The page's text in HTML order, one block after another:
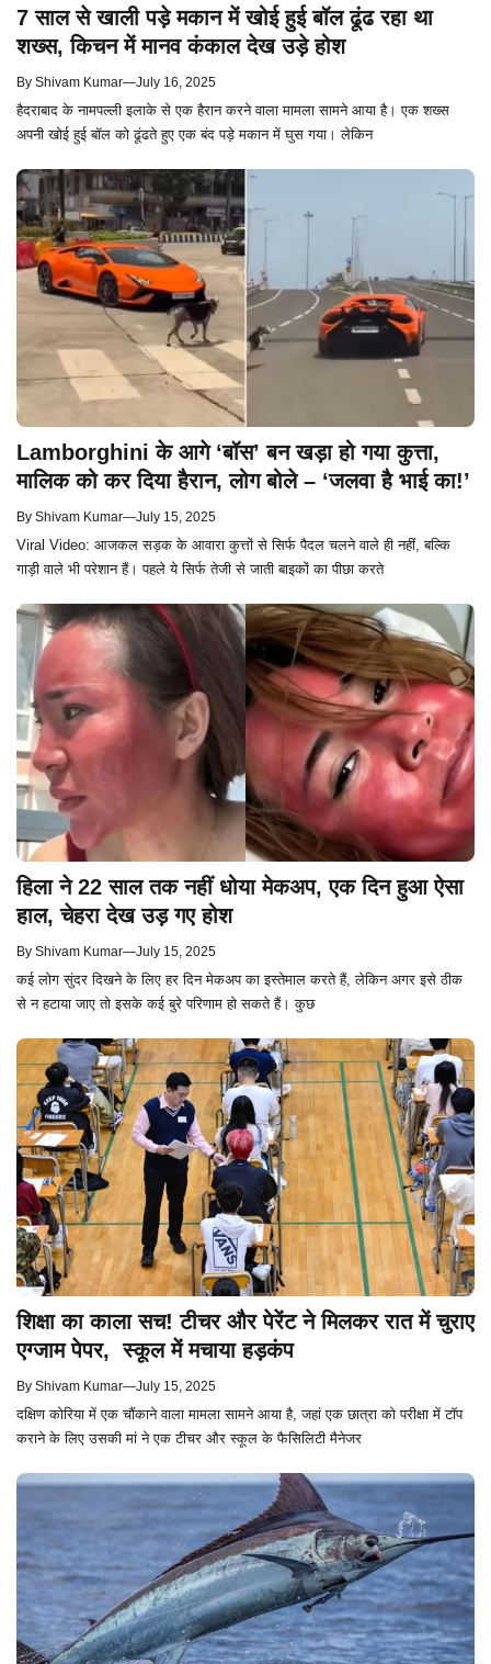
7 साल से खाली पड़े मकान में खोई हुई बॉल ढूंढ रहा था
शख्स, किचन में मानव कंकाल देख उड़े होश
By Shivam Kumar—July 16, 2025
हैदराबाद के नामपल्ली इलाके से एक हैरान करने वाला मामला सामने आया है। एक शख्स
अपनी खोई हुई बॉल को ढूंढते हुए एक बंद पड़े मकान में घुस गया। लेकिन
Lamborghini के आगे ‘बॉस’ बन खड़ा हो गया कुत्ता,
मालिक को कर दिया हैरान, लोग बोले – ‘जलवा है भाई का!’
By Shivam Kumar—July 15, 2025
Viral Video: आजकल सड़क के आवारा कुत्तों से सिर्फ पैदल चलने वाले ही नहीं, बल्कि
गाड़ी वाले भी परेशान हैं। पहले ये सिर्फ तेजी से जाती बाइकों का पीछा करते
हिला ने 22 साल तक नहीं धोया मेकअप, एक दिन हुआ ऐसा
हाल, चेहरा देख उड़ गए होश
By Shivam Kumar—July 15, 2025
कई लोग सुंदर दिखने के लिए हर दिन मेकअप का इस्तेमाल करते हैं, लेकिन अगर इसे ठीक
से न हटाया जाए तो इसके कई बुरे परिणाम हो सकते हैं। कुछ
शिक्षा का काला सच! टीचर और पेरेंट ने मिलकर रात में चुराए
एग्जाम पेपर, स्कूल में मचाया हड़कंप
By Shivam Kumar—July 15, 2025
दक्षिण कोरिया में एक चौंकाने वाला मामला सामने आया है, जहां एक छात्रा को परीक्षा में टॉप
कराने के लिए उसकी मां ने एक टीचर और स्कूल के फैसिलिटी मैनेजर